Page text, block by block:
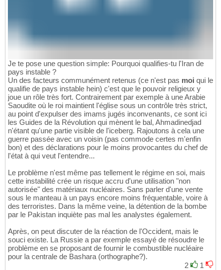
Je te pose une question simple: Pourquoi qualifies-tu l'Iran de
pays instable ?
Un des facteurs communément retenus (ce n'est pas moi qui le
qualifie de pays instable hein) c'est que le pouvoir religieux y
joue un rôle très fort. Contrairement par exemple à une Arabie
Saoudite où le roi maintient l'église sous un contrôle très strict,
au point d'expulser des imams jugés inconvenants, ce sont ici
les Guides de la Révolution qui mènent le bal, Ahmadinedjad
n'étant qu'une partie visible de l'iceberg. Rajoutons à cela une
guerre passée avec un voisin (pas commode certes m'enfin
bon) et des déclarations pour le moins provocantes du chef de
l'état à qui veut l'entendre...
Le problème n'est même pas tellement le régime en soi, mais
cette instabilité crée un risque accru d'une utilisation "non
autorisée" des matériaux nucléaires. Sans parler d'une vente
sous le manteau à un pays encore moins fréquentable, voire à
des terroristes. Dans la même veine, la détention de la bombe
par le Pakistan inquiète pas mal les analystes également.
Après, on peut discuter de la réaction de l'Occident, mais le
souci existe. La Russie a par exemple essayé de résoudre le
problème en se proposant de fournir le combustible nucléaire
pour la centrale de Bashara (orthographe?).
2
1